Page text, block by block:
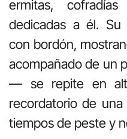
ermitas,
dedicadas a él.
con bordón,
acompañado de un
— se repite en
recordatorio de
tiempos de peste y